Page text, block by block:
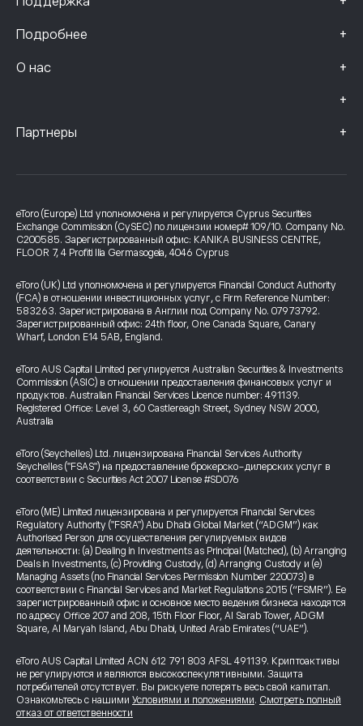
Подробнее +
О нас +
+
Партнеры +
eToro (Europe) Ltd уполномочена и регулируется Cyprus Securities
Exchange Commission (CySEC) по лицензии номер# 109/10. Company No.
C200585. Зарегистрированный офис: KANIKA BUSINESS CENTRE,
FLOOR 7, 4 Profiti Ilia Germasogeia, 4046 Cyprus
eToro (UK) Ltd уполномочена и регулируется Financial Conduct Authority
(FCA) в отношении инвестиционных услуг, с Firm Reference Number:
583263. Зарегистрирована в Англии под Company No. 07973792.
Зарегистрированный офис: 24th floor, One Canada Square, Canary
Wharf, London E14 5AB, England.
eToro AUS Capital Limited регулируется Australian Securities & Investments
Commission (ASIC) в отношении предоставления финансовых услуг и
продуктов. Australian Financial Services Licence number: 491139.
Registered Office: Level 3, 60 Castlereagh Street, Sydney NSW 2000,
Australia
eToro (Seychelles) Ltd. лицензирована Financial Services Authority
Seychelles ("FSAS") на предоставление брокерско-дилерских услуг в
соответствии с Securities Act 2007 License #SD076
eToro (ME) Limited лицензирована и регулируется Financial Services
Regulatory Authority ("FSRA") Abu Dhabi Global Market (“ADGM”) как
Authorised Person для осуществления регулируемых видов
деятельности: (a) Dealing in Investments as Principal (Matched), (b) Arranging
Deals in Investments, (c) Providing Custody, (d) Arranging Custody и (e)
Managing Assets (по Financial Services Permission Number 220073) в
соответствии с Financial Services and Market Regulations 2015 (“FSMR”). Ее
зарегистрированный офис и основное место ведения бизнеса находятся
по адресу Office 207 and 208, 15th Floor Floor, Al Sarab Tower, ADGM
Square, Al Maryah Island, Abu Dhabi, United Arab Emirates (“UAE”).
eToro AUS Capital Limited ACN 612 791 803 AFSL 491139. Криптоактивы
не регулируются и являются высокоспекулятивными. Защита
потребителей отсутствует. Вы рискуете потерять весь свой капитал.
Ознакомьтесь с нашими Условиями и положениями. Смотреть полный
отказ от ответственности